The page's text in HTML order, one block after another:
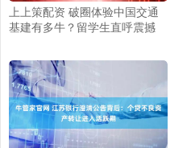
上上策配资 破圈体验中国交通
基建有多牛？留学生直呼震撼